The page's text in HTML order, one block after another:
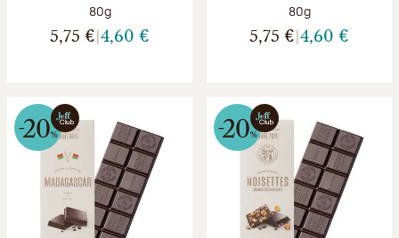
Poids net :
80g
5,75 € 4,60 €
Poids net :
80g
5,75 € 4,60 €